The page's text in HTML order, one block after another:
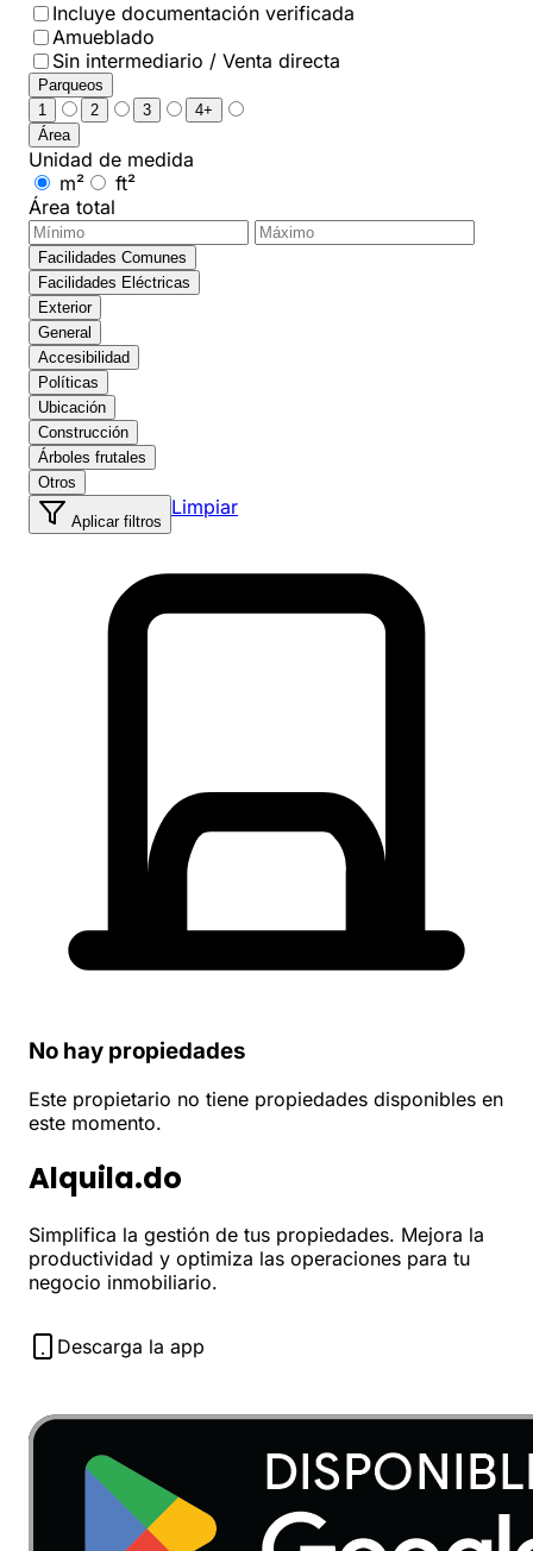
Incluye documentación verificada
Amueblado
Sin intermediario / Venta directa
Parqueos
1
2 3
4+
Área
Unidad de medida
m²
ft²
Área total
Facilidades Comunes
Facilidades Eléctricas
Exterior
General
Accesibilidad
Políticas
Ubicación
Construcción
Árboles frutales
Otros
Aplicar filtros
Limpiar
No hay propiedades
Este propietario no tiene propiedades disponibles en
este momento.
Alquila.do
Simplifica la gestión de tus propiedades. Mejora la
productividad y optimiza las operaciones para tu
negocio inmobiliario.
Descarga la app